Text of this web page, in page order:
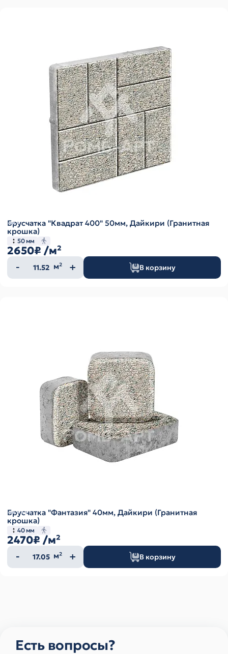
Брусчатка "Квадрат 400" 50мм, Дайкири (Гранитная
крошка)
50 мм
2650₽ /м²
Количество
товара
м² В корзину
Брусчатка "Фантазия" 40мм, Дайкири (Гранитная
крошка)
40 мм
2470₽ /м²
Количество
товара
м² В корзину
Есть вопросы?